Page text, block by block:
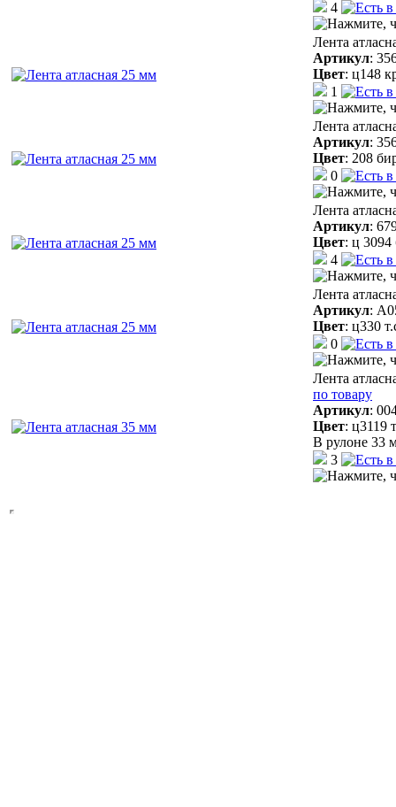
4
Лента
Артикул:
Цвет: ц148
1
Лента
Артикул:
Цвет: 208
0
Лента
Артикул:
Цвет: ц 3094
4
Лента
Артикул:
Цвет: ц330
0
Лента
по товару
Артикул:
Цвет: ц3119
В рулоне 33
3